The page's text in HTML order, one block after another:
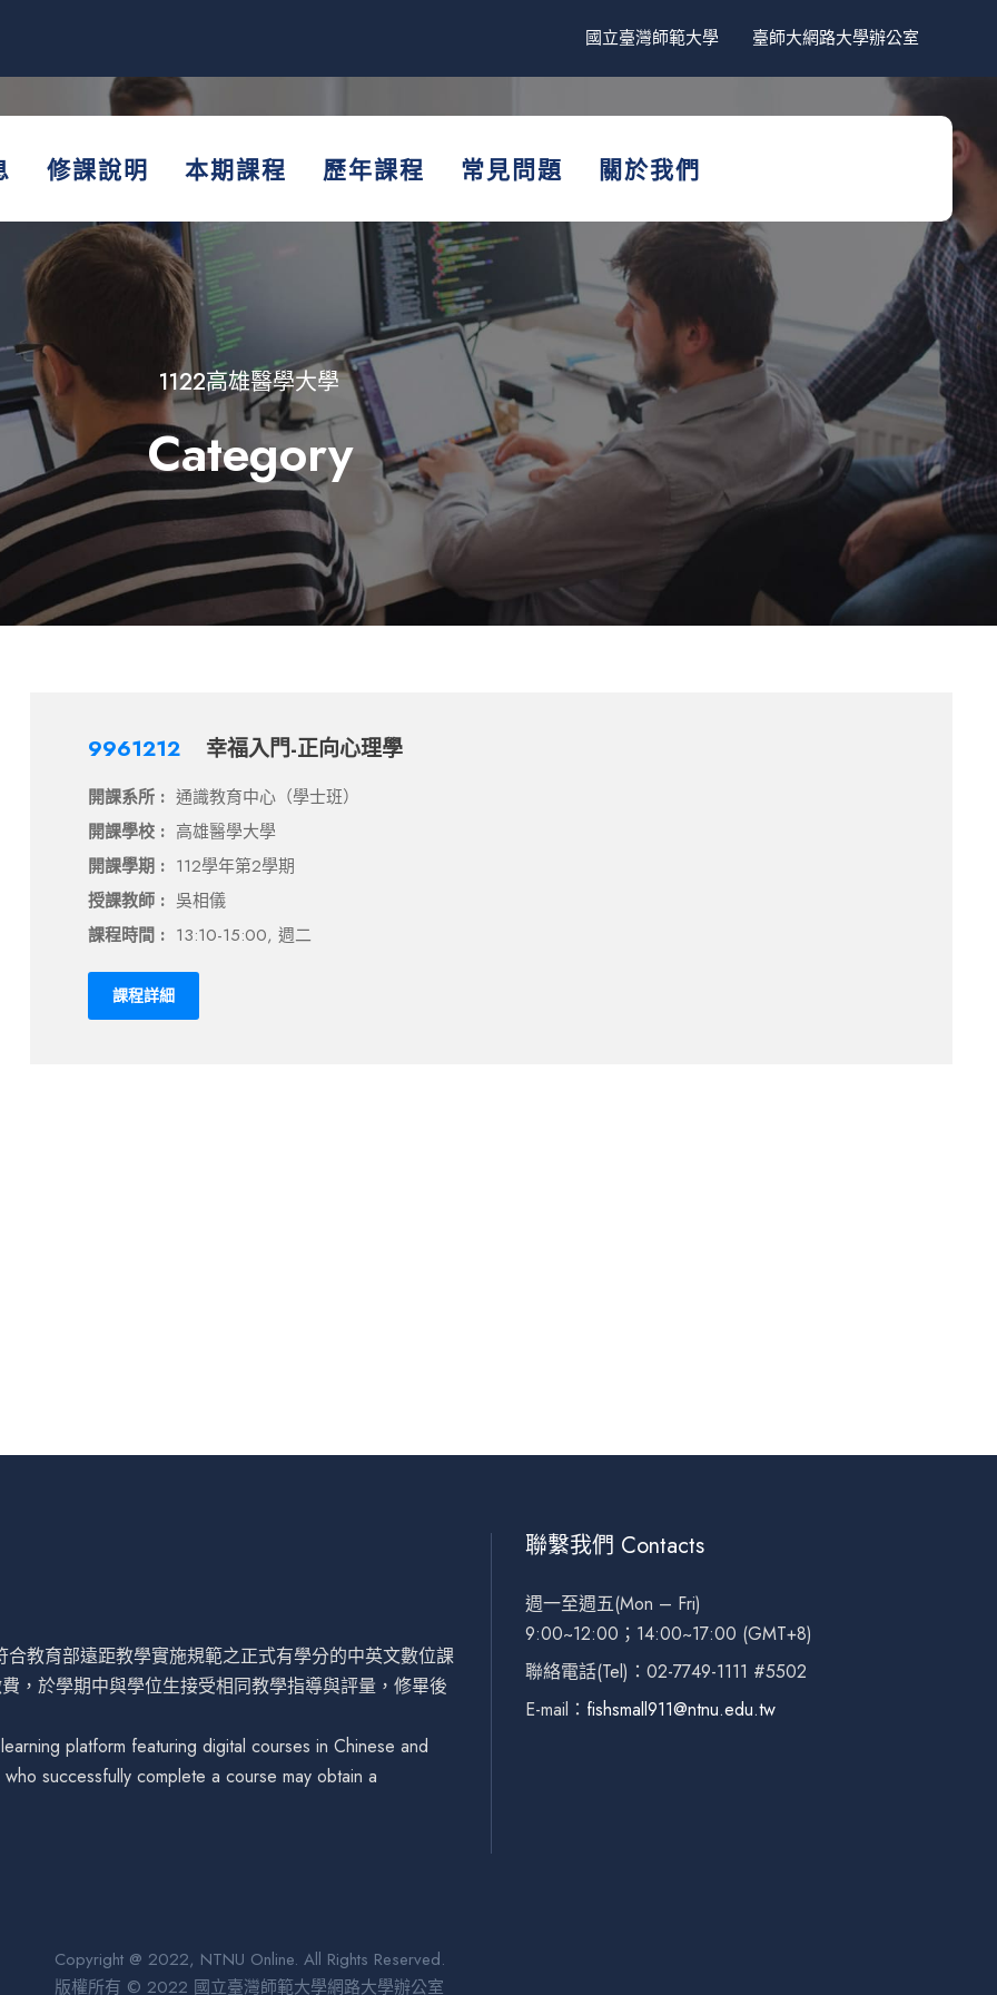
國立臺灣師範大學 臺師大網路大學辦公室
修課說明 本期課程 歷年課程 常見問題 關於我們
1122高雄醫學大學
Category
9961212 幸福入門-正向心理學
開課系所 : 通識教育中心（學士班）
開課學校 : 高雄醫學大學
開課學期 : 112學年第2學期
授課教師 : 吳相儀
課程時間 : 13:10-15:00, 週二
課程詳細
教育部遠距教學實施規範之正式有學分的中英文數位課
，於學期中與學位生接受相同教學指導與評量，修畢後
platform featuring digital courses in Chinese and
successfully complete a course may obtain a
聯繫我們 Contacts
週一至週五(Mon – Fri)
9:00~12:00；14:00~17:00 (GMT+8)
聯絡電話(Tel)：02-7749-1111 #5502
E-mail： fishsmall911@ntnu.edu.tw
Copyright @ 2022, NTNU Online. All Rights Reserved.
版權所有 © 2022 國立臺灣師範大學網路大學辦公室